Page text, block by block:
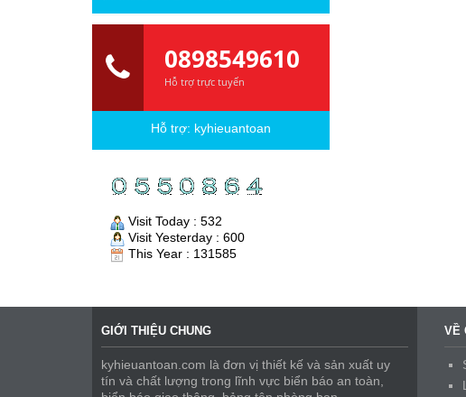
0898549610
Hỗ trợ trực tuyến
Hỗ trợ: kyhieuantoan
Visit Today : 532
Visit Yesterday : 600
This Year : 131585
GIỚI THIỆU CHUNG
kyhieuantoan.com là đơn vị thiết kế và sản xuất uy
tín và chất lượng trong lĩnh vực biển báo an toàn,
VỀ